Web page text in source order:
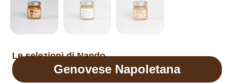
Le selezioni di Nando
Genovese Napoletana